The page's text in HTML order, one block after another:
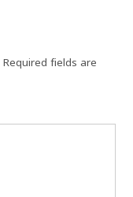
Required fields are